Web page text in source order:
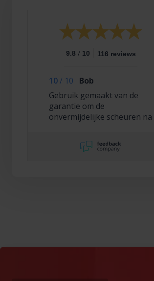
9.8 / 10 116 reviews
10/ 10
Bob
Gebruik gemaakt van de
garantie om de
onvermijdelijke scheuren na
en dat hebben ze super
netjes gedaan!